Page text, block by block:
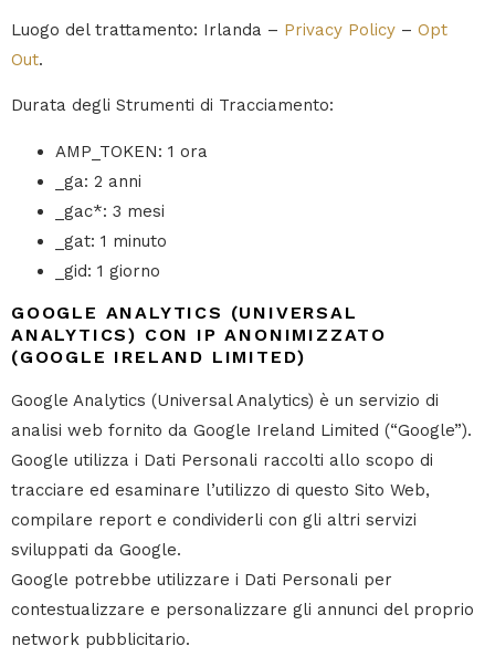
Luogo del trattamento: Irlanda – Privacy Policy – Opt
Out.
Durata degli Strumenti di Tracciamento:
AMP_TOKEN: 1 ora
_ga: 2 anni
_gac*: 3 mesi
_gat: 1 minuto
_gid: 1 giorno
GOOGLE ANALYTICS (UNIVERSAL
ANALYTICS) CON IP ANONIMIZZATO
(GOOGLE IRELAND LIMITED)
Google Analytics (Universal Analytics) è un servizio di
analisi web fornito da Google Ireland Limited (“Google”).
Google utilizza i Dati Personali raccolti allo scopo di
tracciare ed esaminare l’utilizzo di questo Sito Web,
compilare report e condividerli con gli altri servizi
sviluppati da Google.
Google potrebbe utilizzare i Dati Personali per
contestualizzare e personalizzare gli annunci del proprio
network pubblicitario.